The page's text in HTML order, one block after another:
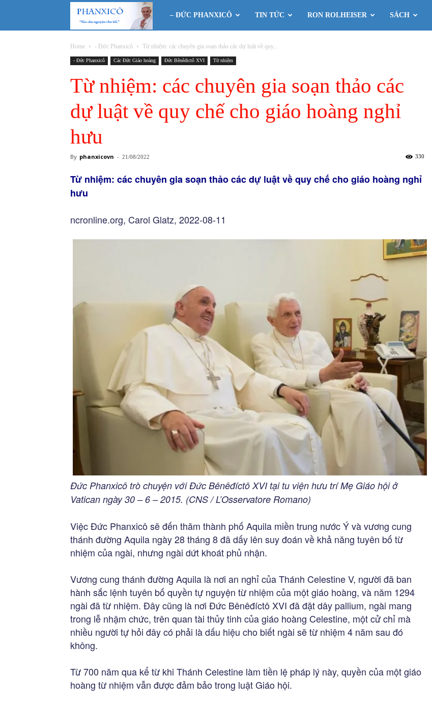
Phanxicô
– ĐỨC PHANXICÔ TIN TỨC RON ROLHEISER SÁCH
Home - Đức Phanxicô Từ nhiệm: các chuyên gia soạn thảo các dự luật về quy...
- Đức Phanxicô Các Đức Giáo hoàng Đức Bênêđictô XVI Từ nhiệm
Từ nhiệm: các chuyên gia soạn thảo các
dự luật về quy chế cho giáo hoàng nghỉ
hưu
By phanxicovn - 21/08/2022 330
Từ nhiệm: các chuyên gia soạn thảo các dự luật về quy chế cho giáo hoàng nghỉ
hưu
ncronline.org, Carol Glatz, 2022-08-11
Đức Phanxicô trò chuyện với Đức Bênêđíctô XVI tại tu viện hưu trí Mẹ Giáo hội ở
Vatican ngày 30 – 6 – 2015. (CNS / L’Osservatore Romano)
Việc Đức Phanxicô sẽ đến thăm thành phố Aquila miền trung nước Ý và vương cung
thánh đường Aquila ngày 28 tháng 8 đã dấy lên suy đoán về khả năng tuyên bố từ
nhiệm của ngài, nhưng ngài dứt khoát phủ nhận.
Vương cung thánh đường Aquila là nơi an nghỉ của Thánh Celestine V, người đã ban
hành sắc lệnh tuyên bố quyền tự nguyện từ nhiệm của một giáo hoàng, và năm 1294
ngài đã từ nhiệm. Đây cũng là nơi Đức Bênêđíctô XVI đã đặt dây pallium, ngài mang
trong lễ nhậm chức, trên quan tài thủy tinh của giáo hoàng Celestine, một cử chỉ mà
nhiều người tự hỏi đây có phải là dấu hiệu cho biết ngài sẽ từ nhiệm 4 năm sau đó
không.
Từ 700 năm qua kể từ khi Thánh Celestine làm tiền lệ pháp lý này, quyền của một giáo
hoàng từ nhiệm vẫn được đảm bảo trong luật Giáo hội.